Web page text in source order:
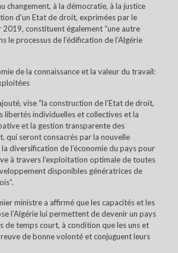
changement, à la démocratie, à la justice
d’un Etat de droit, exprimées par le
constituent également “une autre
le processus de l’édification de l’Algérie
de la connaissance et la valeur du travail:
vise “la construction de l’Etat de droit,
libertés individuelles et collectives et la
et la gestion transparente des
qui seront consacrés par la nouvelle
diversification de l’économie du pays pour
à travers l’exploitation optimale de toutes
disponibles génératrices de
ministre a affirmé que les capacités et les
l’Algérie lui permettent de devenir un pays
de temps court, à condition que les uns et
de bonne volonté et conjuguent leurs